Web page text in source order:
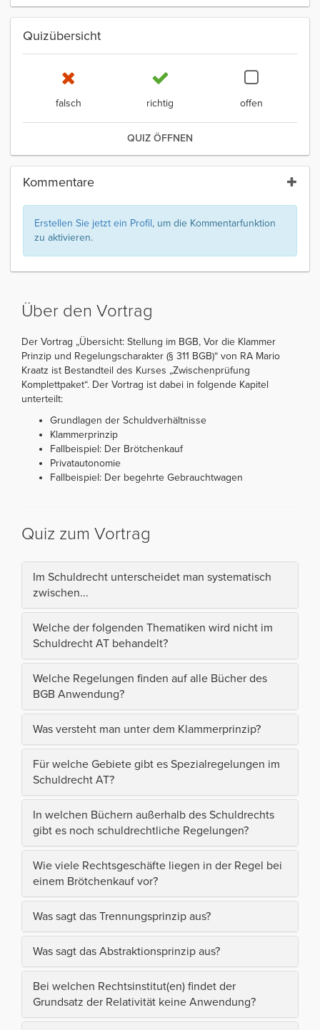
Quizübersicht
falsch richtig offen
QUIZ ÖFFNEN
Kommentare
Erstellen Sie jetzt ein Profil, um die Kommentarfunktion
zu aktivieren.
Über den Vortrag
Der Vortrag „Übersicht: Stellung im BGB, Vor die Klammer
Prinzip und Regelungscharakter (§ 311 BGB)“ von RA Mario
Kraatz ist Bestandteil des Kurses „Zwischenprüfung
Komplettpaket“. Der Vortrag ist dabei in folgende Kapitel
unterteilt:
Grundlagen der Schuldverhältnisse
Klammerprinzip
Fallbeispiel: Der Brötchenkauf
Privatautonomie
Fallbeispiel: Der begehrte Gebrauchtwagen
Quiz zum Vortrag
Im Schuldrecht unterscheidet man systematisch
zwischen...
Welche der folgenden Thematiken wird nicht im
Schuldrecht AT behandelt?
Welche Regelungen finden auf alle Bücher des
BGB Anwendung?
Was versteht man unter dem Klammerprinzip?
Für welche Gebiete gibt es Spezialregelungen im
Schuldrecht AT?
In welchen Büchern außerhalb des Schuldrechts
gibt es noch schuldrechtliche Regelungen?
Wie viele Rechtsgeschäfte liegen in der Regel bei
einem Brötchenkauf vor?
Was sagt das Trennungsprinzip aus?
Was sagt das Abstraktionsprinzip aus?
Bei welchen Rechtsinstitut(en) findet der
Grundsatz der Relativität keine Anwendung?